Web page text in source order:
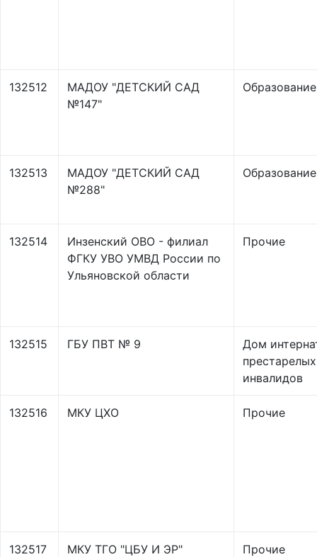
132512
МАДОУ "ДЕТСКИЙ САД
№147"
Образование
132513
МАДОУ "ДЕТСКИЙ САД
№288"
Образование
132514
Инзенский ОВО - филиал
ФГКУ УВО УМВД России по
Ульяновской области
Прочие
132515 ГБУ ПВТ № 9
Дом
инвалидов
132516 МКУ ЦХО Прочие
132517 МКУ ТГО "ЦБУ И ЭР" Прочие